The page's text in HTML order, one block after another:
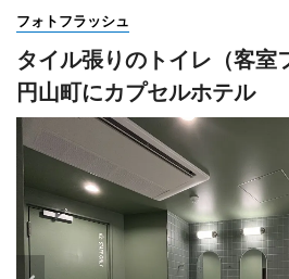
フォトフラッシュ
タイル張りのトイレ（客室
円山町にカプセルホテル